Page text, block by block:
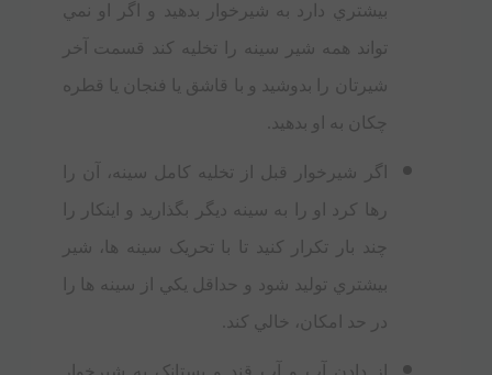
بيشتري دارد به شيرخوار بدهيد و اگر او نمي
تواند همه شیر سینه را تخليه کند قسمت آخر
شيرتان را بدوشيد و با قاشق يا فنجان يا قطره
چکان به او بدهيد.
اگر شيرخوار قبل از تخليه کامل سینه، آن را
رها کرد او را به سینه ديگر بگذاريد و اينکار را
چند بار تکرار کنيد تا با تحريک سینه ها، شير
بيشتري توليد شود و حداقل يکي از سینه ها را
در حد امکان، خالي کند.
از دادن آب و آب قند و پستانک به شيرخوار